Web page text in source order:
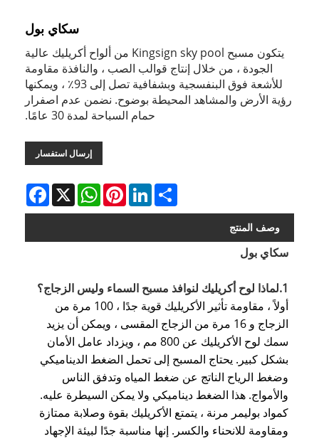
سكاي بول
يتكون مسبح Kingsign sky pool من ألواح أكريليك عالية
الجودة ، من خلال إنتاج قوالب الصب ، والنافذة مقاومة
للأشعة فوق البنفسجية وبشفافية تصل إلى 93٪ ، ويمكنها
رؤية الأرض والمشاهد المحيطة بوضوح. نضمن عدم اصفرار
حمام السباحة لمدة 30 عامًا.
إرسال استفسار
Facebook X
WhatsAppPinterestLinkedInShare
وصف المنتج
سكاي بول
1.لماذا لوح أكريليك لنوافذ مسبح السماء وليس الزجاج؟
أولاً ، مقاومة تأثير الأكريليك قوية جدًا ، 100 مرة من
الزجاج و 16 مرة من الزجاج المقسى ، ويمكن أن يزيد
سمك لوح الأكريليك عن 800 مم ، ويزداد عامل الأمان
بشكل كبير. يحتاج المسبح إلى تحمل الضغط الديناميكي
وضغط الرياح الناتج عن ضغط المياه وتدفق الناس
والأمواج. هذا الضغط ديناميكي ولا يمكن السيطرة عليه.
كمواد بوليمر مرنة ، يتمتع الأكريليك بقوة وصلابة ممتازة
ومقاومة للانحناء والكسر. إنها مناسبة جدًا لبيئة الإجهاد